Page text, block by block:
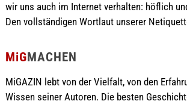
wir uns auch im Internet verhalten: höflich
Den vollständigen Wortlaut unserer
MiGMACHEN
MiGAZIN lebt von der Vielfalt, von den
Wissen seiner Autoren. Die besten